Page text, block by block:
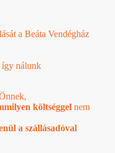
a Beáta Vendégház
így nálunk
költséggel nem
a szállásadóval